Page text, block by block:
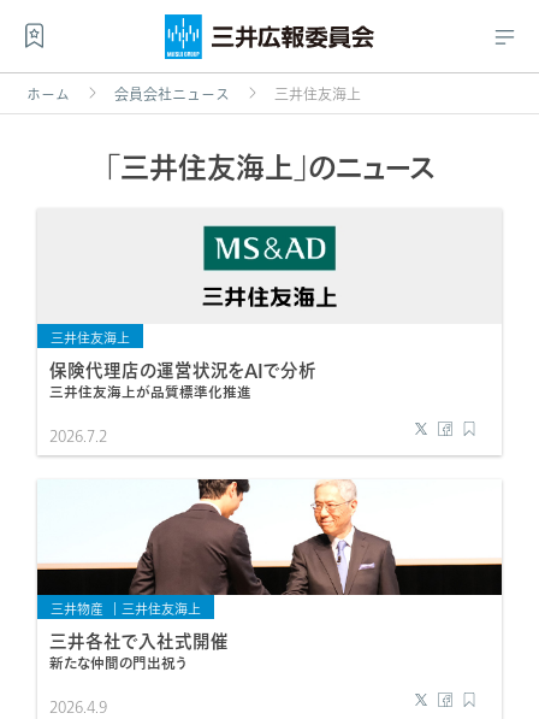
ホーム 会員会社ニュース 三井住友海上
｢三井住友海上」のニュース
三井住友海上
保険代理店の運営状況をAIで分析
三井住友海上が品質標準化推進
2026.7.2
三井物産 三井住友海上
三井各社で入社式開催
新たな仲間の門出祝う
2026.4.9